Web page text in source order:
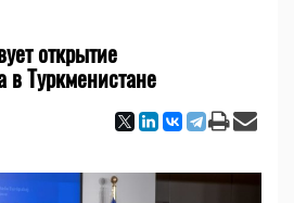
открытие
в Туркменистане